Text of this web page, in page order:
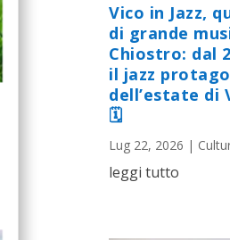
Vico in Jazz,
di grande
Chiostro: dal
il jazz
dell’estate di
🗓
Lug 22, 2026 |
leggi tutto